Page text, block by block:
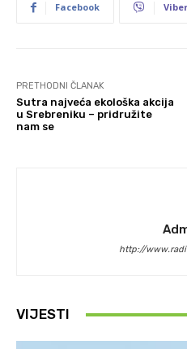
Facebook Viber
PRETHODNI ČLANAK
Sutra najveća ekološka akcija
u Srebreniku – pridružite
nam se
http://
VIJESTI